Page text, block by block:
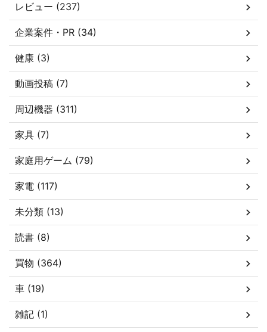
レビュー (237)
企業案件・PR (34)
健康 (3)
動画投稿 (7)
周辺機器 (311)
家具 (7)
家庭用ゲーム (79)
家電 (117)
未分類 (13)
読書 (8)
買物 (364)
車 (19)
雑記 (1)